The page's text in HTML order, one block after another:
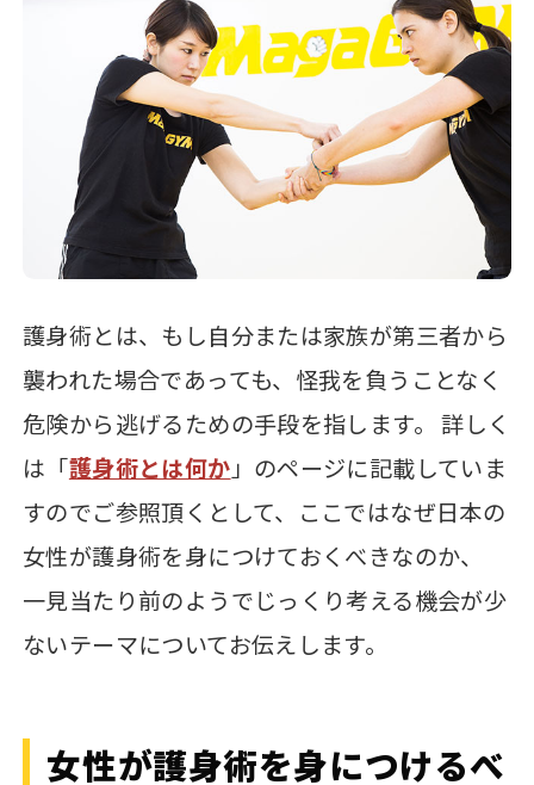
護身術とは、もし自分または家族が第三者から
襲われた場合であっても、怪我を負うことなく
危険から逃げるための手段を指します。 詳しく
は「護身術とは何か」のページに記載していま
すのでご参照頂くとして、ここではなぜ日本の
女性が護身術を身につけておくべきなのか、
一見当たり前のようでじっくり考える機会が少
ないテーマについてお伝えします。
女性が護身術を身につけるべ